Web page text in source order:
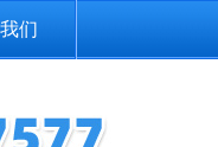
们